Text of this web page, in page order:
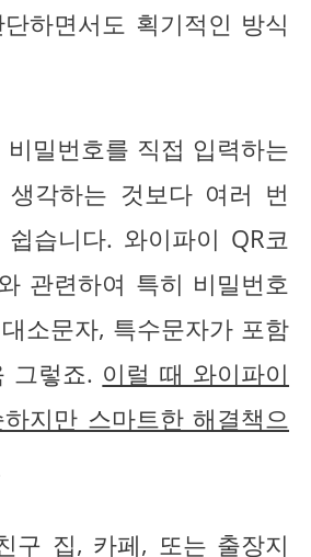
하면서도 획기적인 방식
밀번호를 직접 입력하는
생각하는 것보다 여러 번
습니다. 와이파이 QR코
관련하여 특히 비밀번호
소문자, 특수문자가 포함
그렇죠. 이럴 때 와이파이
지만 스마트한 해결책으
구 집, 카페, 또는 출장지